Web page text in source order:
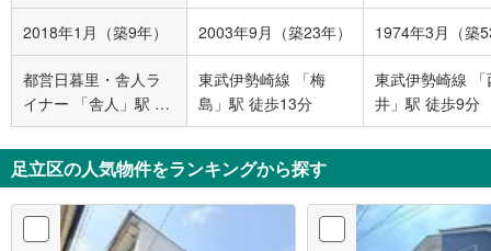
2018年1月（築9年） 2003年9月（築23年） 1974年3月（築
都営日暮里・舎人ラ
イナー 「舎人」駅 徒
歩9分
東武伊勢崎線 「梅
島」駅 徒歩13分
東武伊勢崎線 「
井」駅 徒歩9分
足立区の人気物件をランキングから探す